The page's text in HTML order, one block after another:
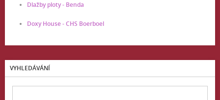
Dlažby ploty - Benda
Doxy House - CHS Boerboel
VYHLEDÁVÁNÍ